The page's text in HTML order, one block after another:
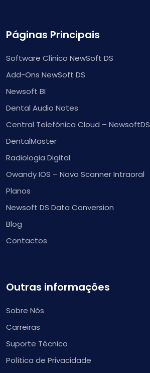
Páginas Principais
Software Clínico NewSoft DS
Add-Ons NewSoft DS
Newsoft BI
Dental Audio Notes
Central Telefónica Cloud – NewsoftDS
DentalMaster
Radiologia Digital
Owandy IOS – Novo Scanner Intraoral
Planos
Newsoft DS Data Conversion
Blog
Contactos
Outras informações
Sobre Nós
Carreiras
Suporte Técnico
Política de Privacidade